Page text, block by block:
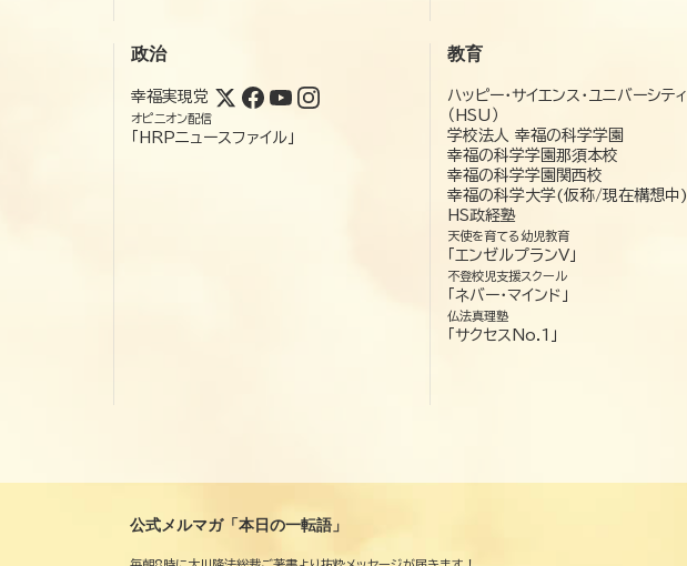
政治
幸福実現党
オピニオン配信
「HRPニュースファイル」
教育
ハッピー・サイエンス・ユニバーシティ
（HSU）
学校法人 幸福の科学学園
幸福の科学学園那須本校
幸福の科学学園関西校
幸福の科学大学(仮称/現在構想中)
HS政経塾
天使を育てる幼児教育
「エンゼルプランV」
不登校児支援スクール
「ネバー・マインド」
仏法真理塾
「サクセスNo.1」
公式メルマガ「本日の一転語」